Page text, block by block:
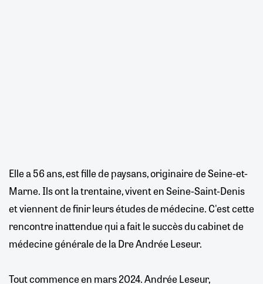
Elle a 56 ans, est fille de paysans, originaire de Seine-et-
Marne. Ils ont la trentaine, vivent en Seine-Saint-Denis
et viennent de finir leurs études de médecine. C'est cette
rencontre inattendue qui a fait le succès du cabinet de
médecine générale de la Dre Andrée Leseur.
Tout commence en mars 2024. Andrée Leseur,